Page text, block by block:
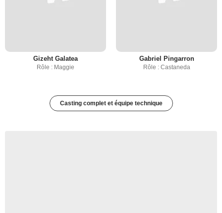
Gizeht Galatea
Rôle : Maggie
Gabriel Pingarron
Rôle : Castaneda
Casting complet et équipe technique